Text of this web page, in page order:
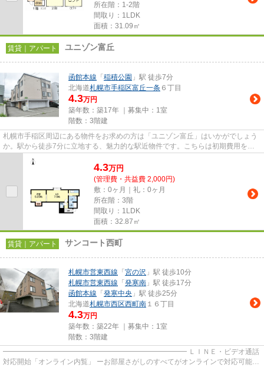
所在階：1-2階
間取り：1LDK
面積：31.09㎡
賃貸｜アパート ユニゾン富丘
函館本線 「 稲積公園 」駅 徒歩7分
北海道札幌市手稲区富丘一条 ６丁目
4.3万円
築年数：築17年 ｜募集中： 1室
階数：3階建
札幌市手稲区周辺にある物件をお求めの方は「ユニゾン富丘」はいかがでしょう
か。駅から徒歩7分に立地する、魅力的な駅近物件です。こちらは初期費用をカ
4.3万円
(管理費・共益費 2,000円)
敷：0ヶ月｜礼：0ヶ月
所在階：3階
間取り：1LDK
面積：32.87㎡
賃貸｜アパート サンコート西町
札幌市営東西線 「 宮の沢 」駅 徒歩10分
札幌市営東西線 「 発寒南 」駅 徒歩17分
函館本線 「 発寒中央 」駅 徒歩25分
北海道札幌市西区西町南 １６丁目
4.3万円
築年数：築22年 ｜募集中： 1室
階数：3階建
━━━━━━━━━━━━━━━━━━━━━━━━━━ ＬＩＮＥ・ビデオ通話
対応開始「オンライン内覧」 ーお部屋さがしのすべてがオンラインで対応可能ー